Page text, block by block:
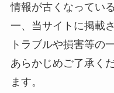
情報が古くなってい
一、当サイトに掲載
トラブルや損害等の
あらかじめご了承く
ます。